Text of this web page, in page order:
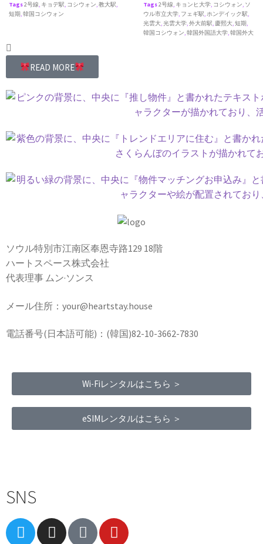
Tags2号線, キョデ駅, コシウォン,教大駅,
短期,韓国コシウォン
Tags2号線, キョンヒ大学, コシウォン, ソ
ウル市立大学, フェギ駅,ホンデイック駅,
光雲大,光雲大学,外大前駅, 慶熙大,短期,
韓国コシウォン,韓国外国語大学,韓国外大
READ MORE
ソウル特別市江南区奉恩寺路129 18階
ハートスペース株式会社
代表理事 ムン·ソンス
メール住所：your@heartstay.house
電話番号(日本語可能)：(韓国)82-10-3662-7830
Wi-Fiレンタルはこちら ＞
eSIMレンタルはこちら ＞
SNS